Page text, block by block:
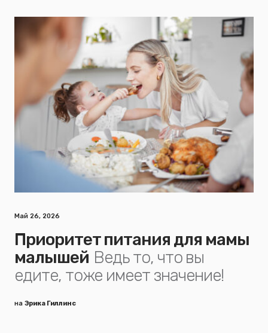
Май 26, 2026
Приоритет питания для мамы
малышей Ведь то, что вы
едите, тоже имеет значение!
на Эрика Гиллинс